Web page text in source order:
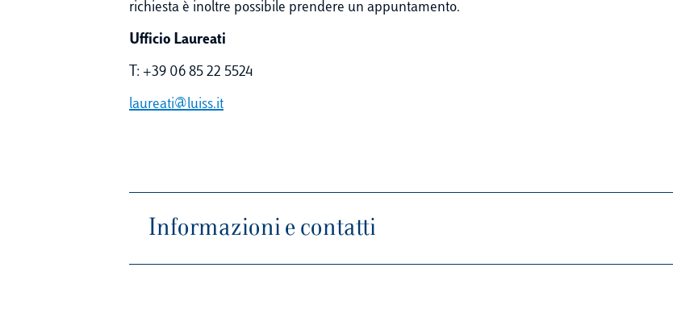
richiesta è inoltre possibile prendere un appuntamento.
Ufficio Laureati
T: +39 06 85 22 5524
laureati@luiss.it
Informazioni e contatti